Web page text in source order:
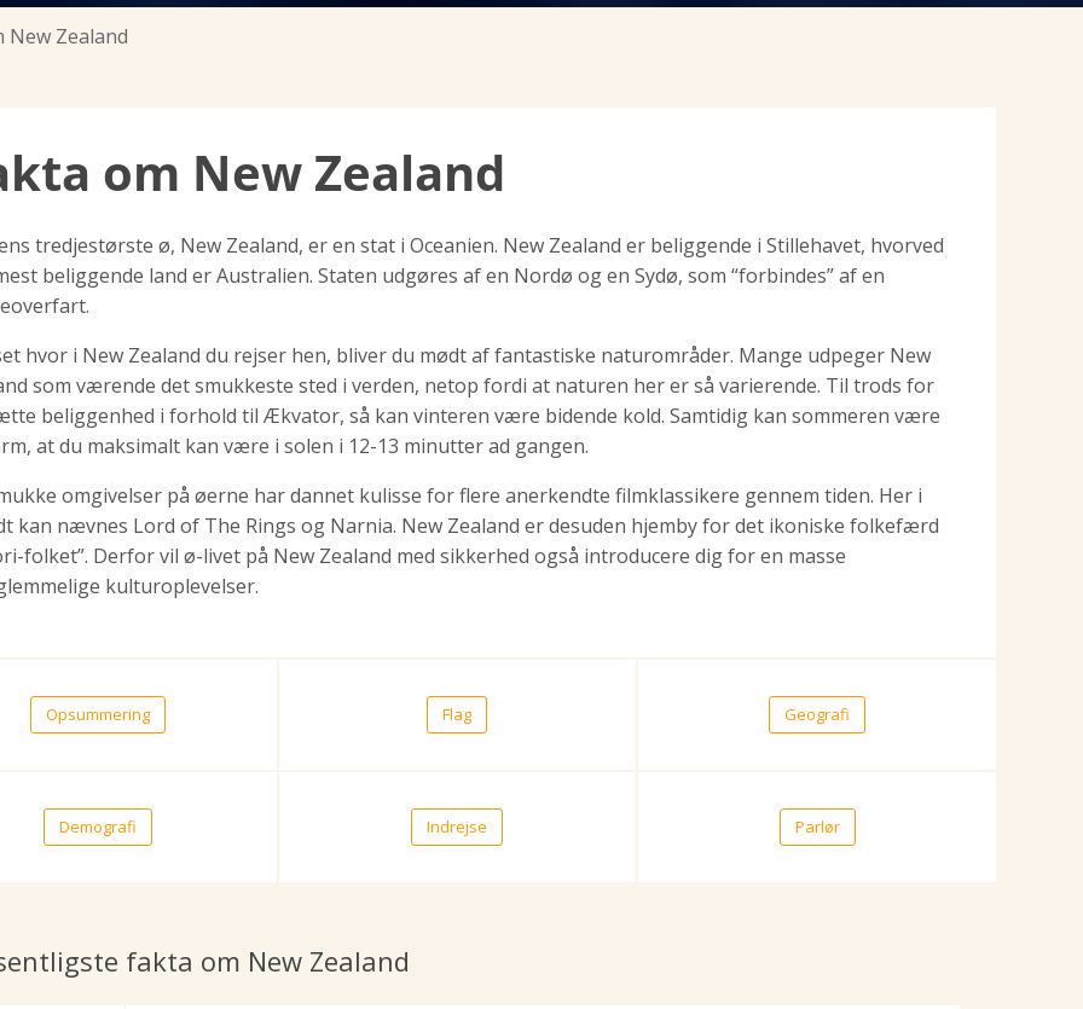
New Zealand
om New Zealand
tredjestørste ø, New Zealand, er en stat i Oceanien. New Zealand er beliggende i Stillehavet, hvorved
beliggende land er Australien. Staten udgøres af en Nordø og en Sydø, som “forbindes” af en
hvor i New Zealand du rejser hen, bliver du mødt af fantastiske naturområder. Mange udpeger New
som værende det smukkeste sted i verden, netop fordi at naturen her er så varierende. Til trods for
beliggenhed i forhold til Ækvator, så kan vinteren være bidende kold. Samtidig kan sommeren være
at du maksimalt kan være i solen i 12-13 minutter ad gangen.
omgivelser på øerne har dannet kulisse for flere anerkendte filmklassikere gennem tiden. Her i
kan nævnes Lord of The Rings og Narnia. New Zealand er desuden hjemby for det ikoniske folkefærd
folket”. Derfor vil ø-livet på New Zealand med sikkerhed også introducere dig for en masse
kulturoplevelser.
Opsummering Flag Geografi
Demografi Indrejse Parlør
fakta om New Zealand